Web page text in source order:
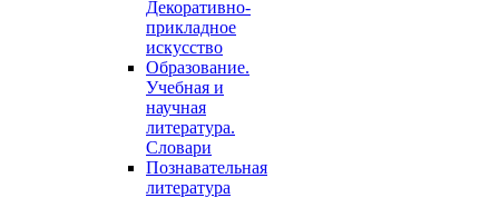
Декоративно-
прикладное
искусство
Образование.
Учебная и
научная
литература.
Словари
Познавательная
литература